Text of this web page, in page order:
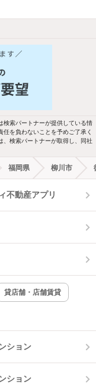
以上
洗面台
市ガス
トロック
ターネット無料
一覧に反映
検索パートナーが提供している情
を負わないことを予めご了承く
、検索パートナーが取得し、同社
福岡県 柳川市
不動産アプリ
貸店舗・店舗賃貸
ション
ション